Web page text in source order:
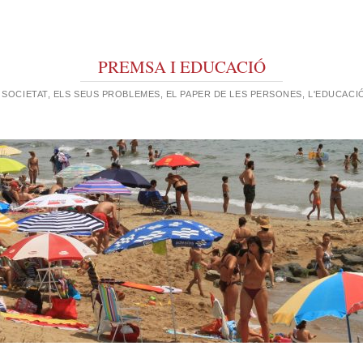
PREMSA I EDUCACIÓ
SOCIETAT, ELS SEUS PROBLEMES, EL PAPER DE LES PERSONES,